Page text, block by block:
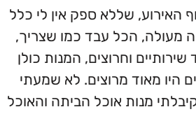
האירוע, שללא ספק אין לי כלל
מעולה, הכל עבד כמו שצריך,
וחרוצים, המנות כולן
היו מאוד מרוצים. לא שמעתי
מנות אוכל הביתה והאוכל